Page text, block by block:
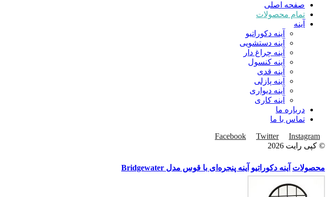
صفحه اصلی
تمام محصولات
آینه
آینه دکوراتیو
آینه دستشویی
آینه چراغ دار
آینه کنسول
آینه قدی
آینه پازلی
آینه دیواری
آینه کاری
درباره ما
تماس با ما
Facebook
Twitter
Instagram
© کپی رایت 2026
محصولات آینه دکوراتیو آینه پنجره‌ای با قوس مدل Bridgewater